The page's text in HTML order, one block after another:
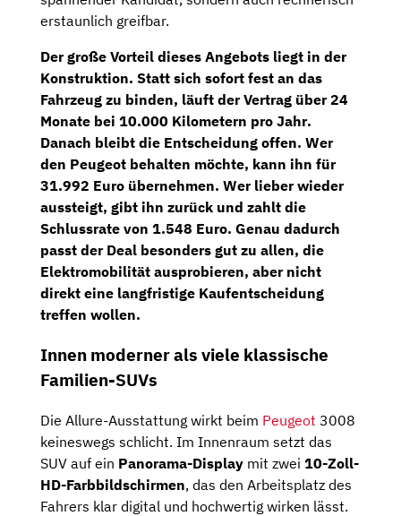
erstaunlich greifbar.
Der große Vorteil dieses Angebots liegt in der
Konstruktion. Statt sich sofort fest an das
Fahrzeug zu binden, läuft der Vertrag über24
Monate bei 10.000 Kilometern pro Jahr.
Danach bleibt die Entscheidung offen. Wer
den Peugeot behalten möchte, kann ihn für
31.992 Euro übernehmen. Wer lieber wieder
aussteigt, gibt ihn zurück und zahlt die
Schlussrate von 1.548 Euro. Genau dadurch
passt der Deal besonders gut zu allen, die
Elektromobilität ausprobieren, aber nicht
direkt eine langfristige Kaufentscheidung
treffen wollen.
Innen moderner als viele klassische
Familien-SUVs
Die Allure-Ausstattung wirkt beim Peugeot 3008
keineswegs schlicht. Im Innenraum setzt das
SUV auf ein Panorama-Display mit zwei 10-Zoll-
HD-Farbbildschirmen, das den Arbeitsplatz des
Fahrers klar digital und hochwertig wirken lässt.